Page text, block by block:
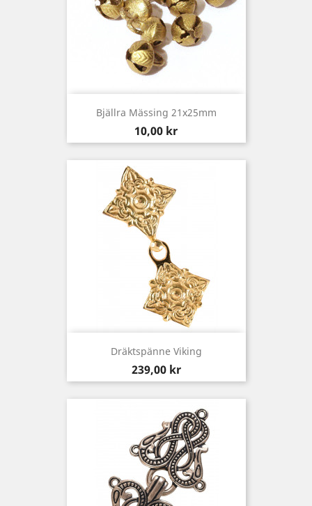
Bjällra Mässing 21x25mm
Pris
10,00 kr
Dräktspänne Viking
Pris
239,00 kr